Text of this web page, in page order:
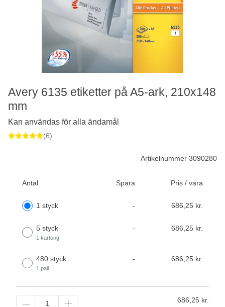
Artikelnummer 3090280
Antal Spara Pris / vara
1 styck - 686,25 kr.
5 styck
1 kartong
- 686,25 kr.
480 styck
1 pall
- 686,25 kr.
686,25 kr.
Avery 6135 etiketter på A5-ark, 210x148
mm
Kan användas för alla ändamål
(6)